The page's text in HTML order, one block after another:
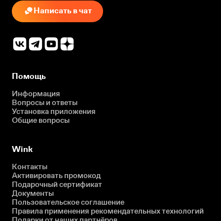
Написать в чат
Помощь
Информация
Вопросы и ответы
Установка приложения
Общие вопросы
Wink
Контакты
Активировать промокод
Подарочный сертификат
Документы
Пользовательское соглашение
Правила применения рекомендательных технологий